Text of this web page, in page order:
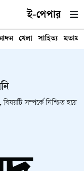
ই-পেপার
খেলা সাহিত্য মতামত
সম্পর্কে নিশ্চিত হয়ে